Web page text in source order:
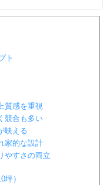
ト
質感を重視
競合も多い
映える
家的な設計
やすさの両立
坪）